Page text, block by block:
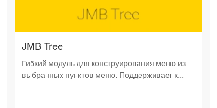
JMB Tree
Гибкий модуль для конструирования меню из
выбранных пунктов меню. Поддерживает к...